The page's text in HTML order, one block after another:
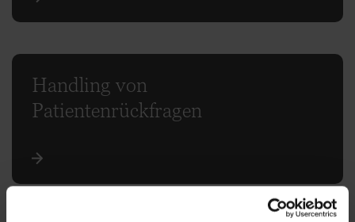
Handling von
Patientenrückfragen